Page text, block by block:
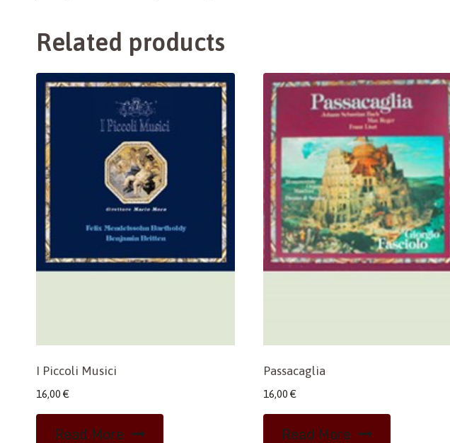
Related products
I Piccoli Musici
16,00 €
Read More
Passacaglia
16,00 €
Read More